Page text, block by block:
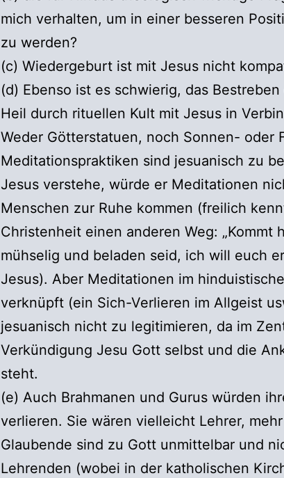
mich verhalten, um in einer besseren
zu werden?
(c) Wiedergeburt ist mit Jesus nicht
(d) Ebenso ist es schwierig, das
Heil durch rituellen Kult mit Jesus in
Weder Götterstatuen, noch Sonnen- oder
Meditationspraktiken sind jesuanisch zu
Jesus verstehe, würde er Meditationen
Menschen zur Ruhe kommen (freilich
Christenheit einen anderen Weg: „Kommt
mühselig und beladen seid, ich will euch
Jesus). Aber Meditationen im
verknüpft (ein Sich-Verlieren im Allgeist
jesuanisch nicht zu legitimieren, da im
Verkündigung Jesu Gott selbst und die
steht.
(e) Auch Brahmanen und Gurus würden
verlieren. Sie wären vielleicht Lehrer,
Glaubende sind zu Gott unmittelbar und
Lehrenden (wobei in der katholischen